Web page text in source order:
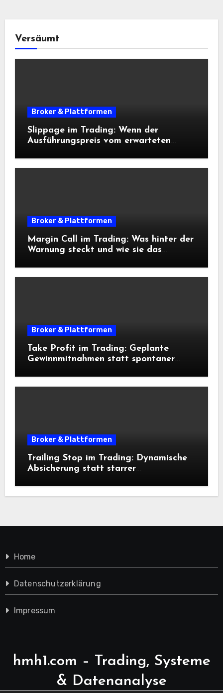
Versäumt
Broker & Plattformen
Slippage im Trading: Wenn der
Ausführungspreis vom erwarteten
Broker & Plattformen
Margin Call im Trading: Was hinter der
Warnung steckt und wie sie das
Broker & Plattformen
Take Profit im Trading: Geplante
Gewinnmitnahmen statt spontaner
Broker & Plattformen
Trailing Stop im Trading: Dynamische
Absicherung statt starrer
Home
Datenschutzerklärung
Impressum
hmh1.com – Trading, Systeme
& Datenanalyse